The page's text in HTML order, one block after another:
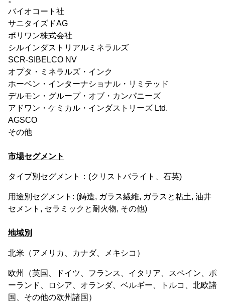
バイオコート社
サニタイズドAG
ポリワン株式会社
シルインダストリアルミネラルズ
SCR-SIBELCO NV
オプタ・ミネラルズ・インク
ホーベン・インターナショナル・リミテッド
デルモン・グループ・オブ・カンパニーズ
アドワン・ケミカル・インダストリーズ Ltd.
AGSCO
その他
市場セグメント
タイプ別セグメント：(クリストバライト、石英)
用途別セグメント: (鋳造, ガラス繊維, ガラスと粘土, 油井
セメント, セラミックと耐火物, その他)
地域別
北米（アメリカ、カナダ、メキシコ）
欧州（英国、ドイツ、フランス、イタリア、スペイン、ポ
ーランド、ロシア、オランダ、ベルギー、トルコ、北欧諸
国、その他の欧州諸国）